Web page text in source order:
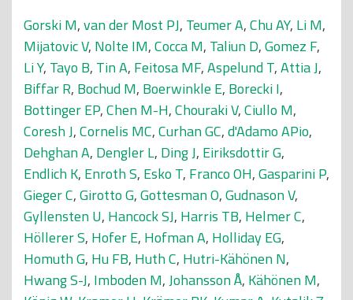
Gorski M,van der Most PJ, Teumer A,Chu AY, Li M,
Mijatovic V, Nolte IM,Cocca M, Taliun D,Gomez F,
Li Y, Tayo B, Tin A, Feitosa MF,Aspelund T,Attia J,
Biffar R, Bochud M, Boerwinkle E, Borecki I,
Bottinger EP,Chen M-H,Chouraki V,Ciullo M,
Coresh J,Cornelis MC,Curhan GC,d'Adamo APio,
Dehghan A, Dengler L, Ding J, Eiriksdottir G,
Endlich K, Enroth S, Esko T, Franco OH,Gasparini P,
Gieger C,Girotto G,Gottesman O,Gudnason V,
Gyllensten U, Hancock SJ, Harris TB, Helmer C,
Höllerer S, Hofer E, Hofman A, Holliday EG,
Homuth G, Hu FB, Huth C, Hutri-Kähönen N,
Hwang S-J, Imboden M,Johansson Å, Kähönen M,